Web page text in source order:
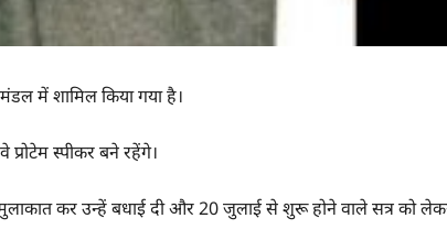
में शामिल किया गया है।
स्पीकर बने रहेंगे।
मुलाकात कर उन्हें बधाई दी और 20 जुलाई से शुरू होने वाले सत्र को